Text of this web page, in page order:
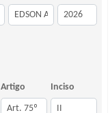
Artigo Inciso